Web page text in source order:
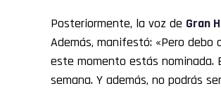
Posteriormente, la voz de Gran
Además, manifestó: «Pero
este momento estás nominada.
semana. Y además, no podrás